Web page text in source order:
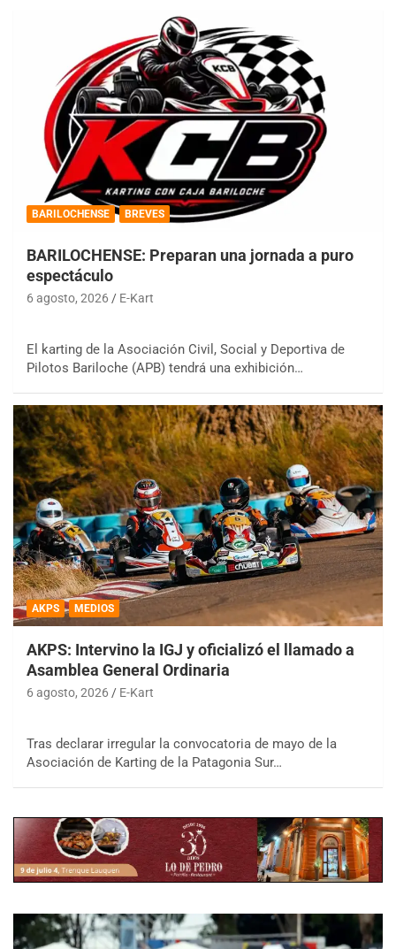
BARILOCHENSE BREVES
BARILOCHENSE: Preparan una jornada a puro
espectáculo
6 agosto, 2026 E-Kart
El karting de la Asociación Civil, Social y Deportiva de
Pilotos Bariloche (APB) tendrá una exhibición…
AKPS MEDIOS
AKPS: Intervino la IGJ y oficializó el llamado a
Asamblea General Ordinaria
6 agosto, 2026 E-Kart
Tras declarar irregular la convocatoria de mayo de la
Asociación de Karting de la Patagonia Sur…